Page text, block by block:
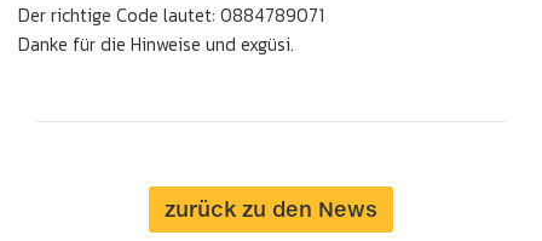
Der richtige Code lautet: 0884789071
Danke für die Hinweise und exgüsi.
zurück zu den News